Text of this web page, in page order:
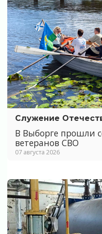
Служение
В Выборге прошли
ветеранов СВО
07 августа 2026